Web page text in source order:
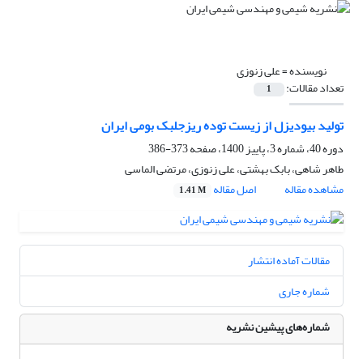
نویسنده =علی زنوزی
تعداد مقالات: 1
تولید بیودیزل از زیست توده ریزجلبک بومی ایران
دوره 40، شماره 3، پاییز 1400، صفحه
373-386
طاهر شاهی، بابک بهشتی، علی زنوزی، مرتضی الماسی
مشاهده مقاله
اصل مقاله 1.41 M
مقالات آماده انتشار
شماره جاری
شماره‌های پیشین نشریه